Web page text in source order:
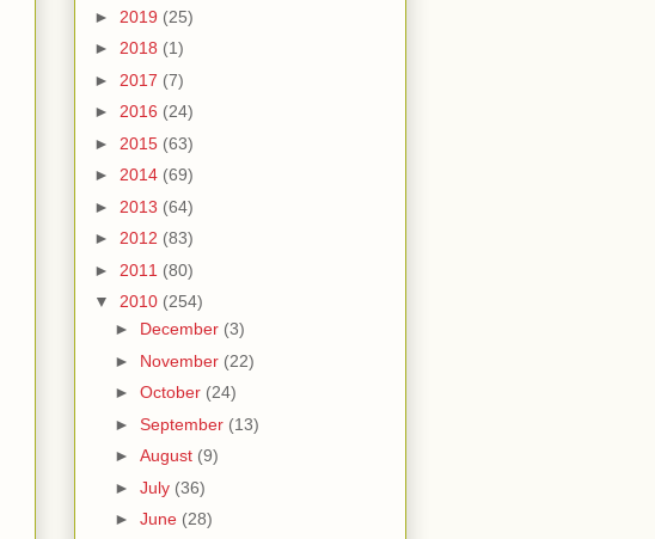
► 2019 (25)
► 2018 (1)
► 2017 (7)
► 2016 (24)
► 2015 (63)
► 2014 (69)
► 2013 (64)
► 2012 (83)
► 2011 (80)
▼ 2010 (254)
► December (3)
► November (22)
► October (24)
► September (13)
► August (9)
► July (36)
► June (28)